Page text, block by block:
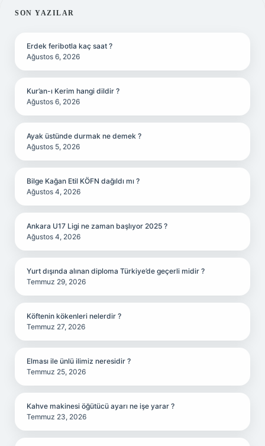
SIDEBAR
SON YAZILAR
Erdek feribotla kaç saat ?
Ağustos 6, 2026
Kur’an-ı Kerim hangi dildir ?
Ağustos 6, 2026
Ayak üstünde durmak ne demek ?
Ağustos 5, 2026
Bilge Kağan Etil KÖFN dağıldı mı ?
Ağustos 4, 2026
Ankara U17 Ligi ne zaman başlıyor 2025 ?
Ağustos 4, 2026
Yurt dışında alınan diploma Türkiye’de geçerli midir ?
Temmuz 29, 2026
Köftenin kökenleri nelerdir ?
Temmuz 27, 2026
Elması ile ünlü ilimiz neresidir ?
Temmuz 25, 2026
Kahve makinesi öğütücü ayarı ne işe yarar ?
Temmuz 23, 2026